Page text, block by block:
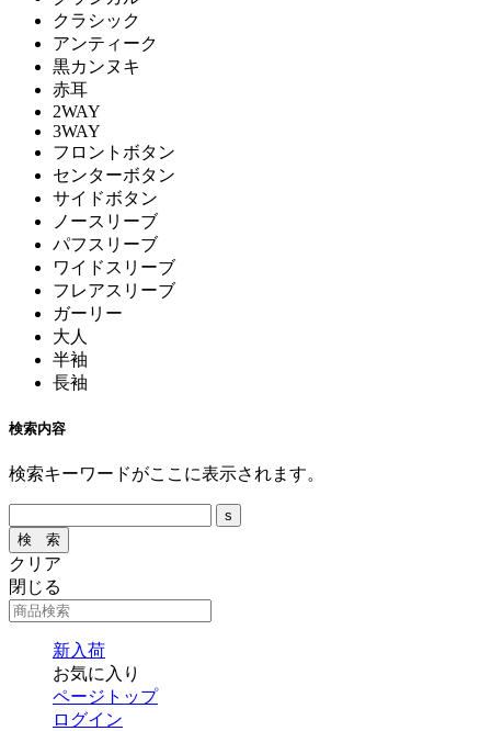
クラシック
アンティーク
黒カンヌキ
赤耳
2WAY
3WAY
フロントボタン
センターボタン
サイドボタン
ノースリーブ
パフスリーブ
ワイドスリーブ
フレアスリーブ
ガーリー
大人
半袖
長袖
検索内容
検索キーワードがここに表示されます。
クリア
閉じる
新入荷
お気に入り
ページトップ
ログイン